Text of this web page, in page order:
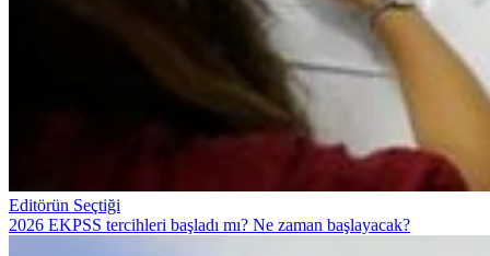
Editörün Seçtiği
2026 EKPSS tercihleri başladı mı? Ne zaman başlayacak?